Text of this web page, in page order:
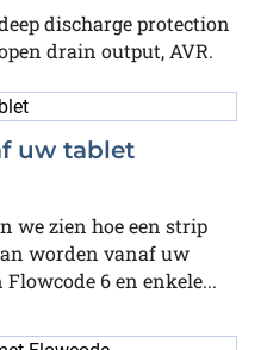
discharge protection
drain output, AVR.
uw tablet
we zien hoe een strip
worden vanaf uw
6 en enkele...